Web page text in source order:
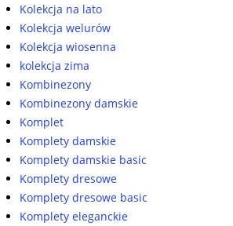
Kolekcja na lato
Kolekcja welurów
Kolekcja wiosenna
kolekcja zima
Kombinezony
Kombinezony damskie
Komplet
Komplety damskie
Komplety damskie basic
Komplety dresowe
Komplety dresowe basic
Komplety eleganckie